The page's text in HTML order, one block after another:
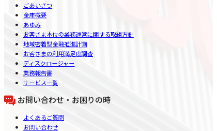
ごあいさつ
金庫概要
あゆみ
お客さま本位の業務運営に関する取組方針
地域密着型金融推進計画
お客さまの利用満足度調査
ディスクロージャー
業務報告書
サービス一覧
お問い合わせ・お困りの時
よくあるご質問
お問い合わせ